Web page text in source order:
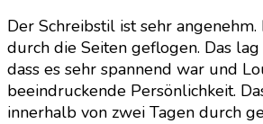
Der Schreibstil ist sehr angenehm.
durch die Seiten geflogen. Das
dass es sehr spannend war und
beeindruckende Persönlichkeit.
innerhalb von zwei Tagen durch